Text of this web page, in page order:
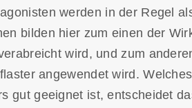
werden in der Regel
bilden hier zum einen der
wird, und zum
angewendet wird.
gut geeignet ist, entscheidet